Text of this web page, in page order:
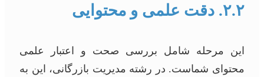
۲.۲. دقت علمی و محتوایی
این مرحله شامل بررسی صحت و اعتبار علمی
محتوای شماست. در رشته مدیریت بازرگانی، این به